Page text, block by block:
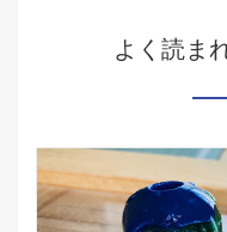
よく読ま